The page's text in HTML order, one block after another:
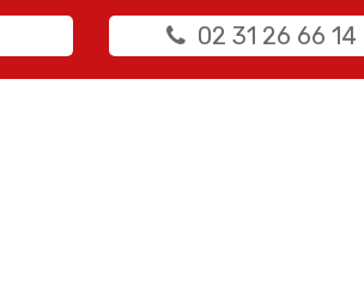
02 31 26 66 14